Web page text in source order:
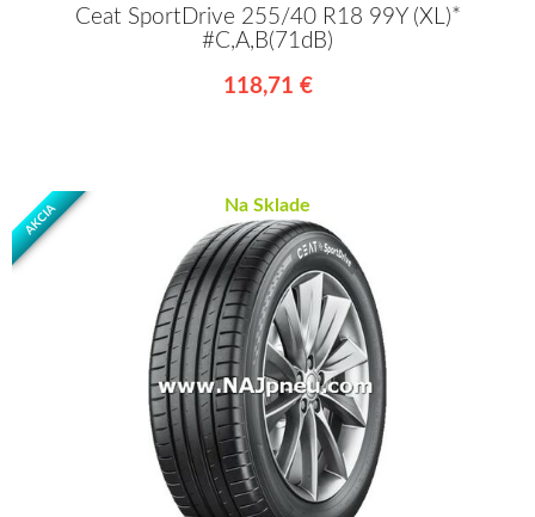
Ceat SportDrive 255/40 R18 99Y (XL)*
#C,A,B(71dB)
118,71 €
AKCIA Na Sklade